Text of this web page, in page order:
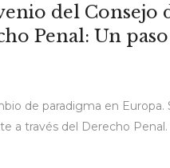
del
Penal: Un
de paradigma en
a través del Derecho